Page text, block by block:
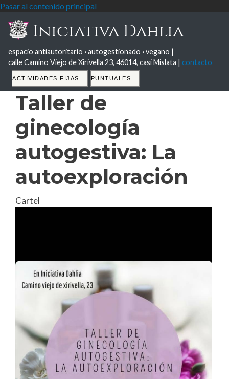
Pasar al contenido principal
Iniciativa Dahlia
espacio antiautoritario ·autogestionado ·vegano |
calle Camino Viejo de Xirivella 23, 46014, casi Mislata | contacto
Tabs
ACTIVIDADES FIJAS PUNTUALES
Taller de
ginecología
autogestiva: La
autoexploración
Cartel